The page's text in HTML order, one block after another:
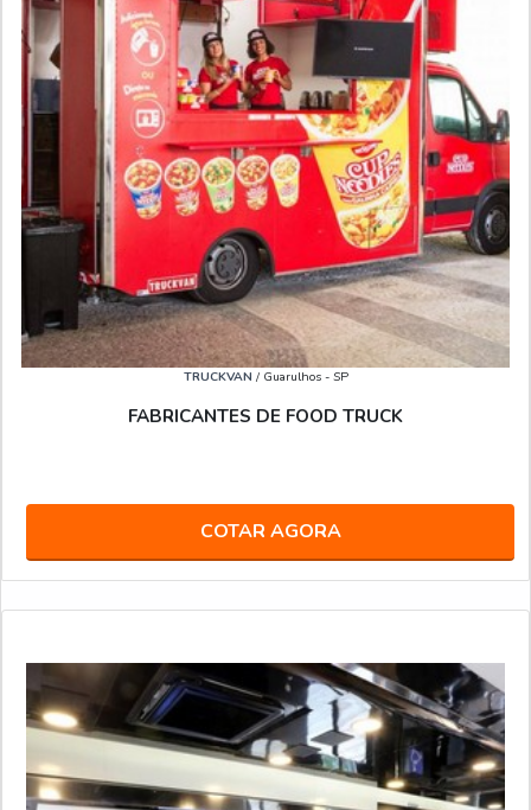
TRUCKVAN / Guarulhos - SP
FABRICANTES DE FOOD TRUCK
COTAR AGORA